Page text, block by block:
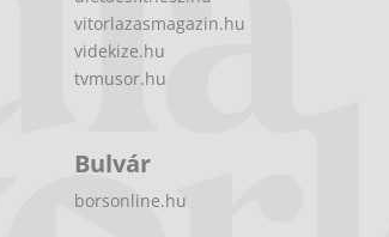
vitorlazasmagazin.hu
videkize.hu
tvmusor.hu
Bulvár
borsonline.hu